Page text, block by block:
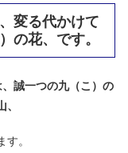
変る代かけて
の花、です。
誠一つの九（こ）の
。